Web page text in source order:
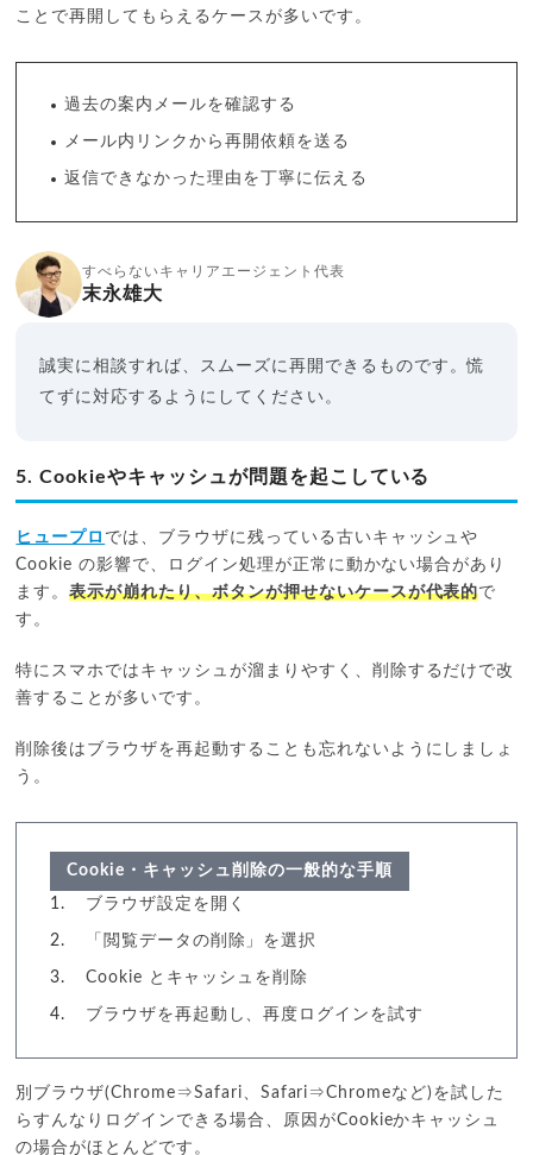
ことで再開してもらえるケースが多いです。
過去の案内メールを確認する
メール内リンクから再開依頼を送る
返信できなかった理由を丁寧に伝える
すべらないキャリアエージェント代表
末永雄大
誠実に相談すれば、スムーズに再開できるものです。慌
てずに対応するようにしてください。
5. Cookieやキャッシュが問題を起こしている
ヒュープロ では、ブラウザに残っている古いキャッシュや
Cookie の影響で、ログイン処理が正常に動かない場合があり
ます。表示が崩れたり、ボタンが押せないケースが代表的で
す。
特にスマホではキャッシュが溜まりやすく、削除するだけで改
善することが多いです。
削除後はブラウザを再起動することも忘れないようにしましょ
う。
Cookie・キャッシュ削除の一般的な手順
ブラウザ設定を開く
「閲覧データの削除」を選択
Cookie とキャッシュを削除
ブラウザを再起動し、再度ログインを試す
別ブラウザ(Chrome⇒Safari、Safari⇒Chromeなど)を試した
らすんなりログインできる場合、原因がCookieかキャッシュ
の場合がほとんどです。